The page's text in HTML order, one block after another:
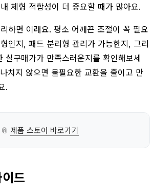
체형 적합성이 더 중요할 때가 많아요.
하면 이래요. 평소 어깨끈 조절이 꼭 필요
인지, 패드 분리형 관리가 가능한지, 그리
실구매가가 만족스러운지를 확인해보세
치지 않으면 불필요한 교환을 줄이고 만
.
📎 제품 스토어 바로가기
드